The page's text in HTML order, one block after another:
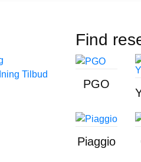
Find
PGO
Piaggio